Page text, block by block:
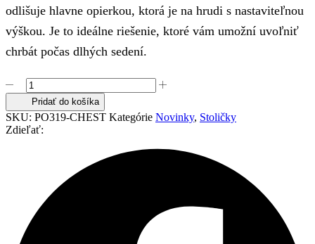
odlišuje hlavne opierkou, ktorá je na hrudi s nastaviteľnou
výškou. Je to ideálne riešenie, ktoré vám umožní uvoľniť
chrbát počas dlhých sedení.
množstvo
CHEST
-
Nastaviteľná
otočná
opierkou
BLACK
Pridať do košíka
SKU: PO319-CHEST Kategórie Novinky, Stoličky
Zdieľať: